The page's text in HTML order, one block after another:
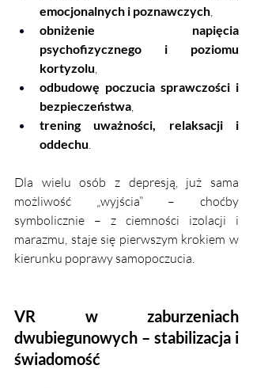
emocjonalnych i poznawczych
obniżenie napięcia
psychofizycznego i poziomu
kortyzolu
odbudowę poczucia sprawczości i
bezpieczeństwa
trening uważności, relaksacji i
oddechu
Dla wielu osób z depresją, już sama
możliwość „wyjścia” – choćby
symbolicznie – z ciemności izolacji i
marazmu, staje się pierwszym krokiem w
kierunku poprawy samopoczucia.
VR w zaburzeniach
dwubiegunowych – stabilizacja i
świadomość